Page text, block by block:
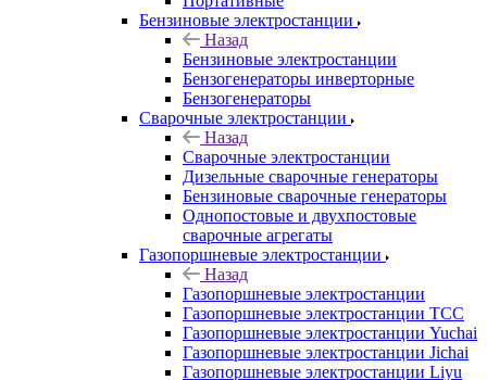
Бензиновые электростанции
Назад
Бензиновые электростанции
Бензогенераторы инверторные
Бензогенераторы
Сварочные электростанции
Назад
Сварочные электростанции
Дизельные сварочные генераторы
Бензиновые сварочные генераторы
Однопостовые и двухпостовые
сварочные агрегаты
Газопоршневые электростанции
Назад
Газопоршневые электростанции
Газопоршневые электростанции ТСС
Газопоршневые электростанции Yuchai
Газопоршневые электростанции Jichai
Газопоршневые электростанции Liyu